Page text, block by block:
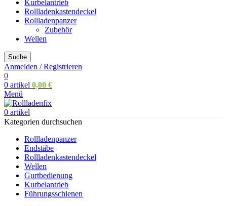
Kurbelantrieb
Rollladenkastendeckel
Rollladenpanzer
Zubehör
Wellen
Suche
Anmelden / Registrieren
0
0 artikel 0,00 €
Menü
0 artikel
Kategorien durchsuchen
Rollladenpanzer
Endstäbe
Rollladenkastendeckel
Wellen
Gurtbedienung
Kurbelantrieb
Führungsschienen